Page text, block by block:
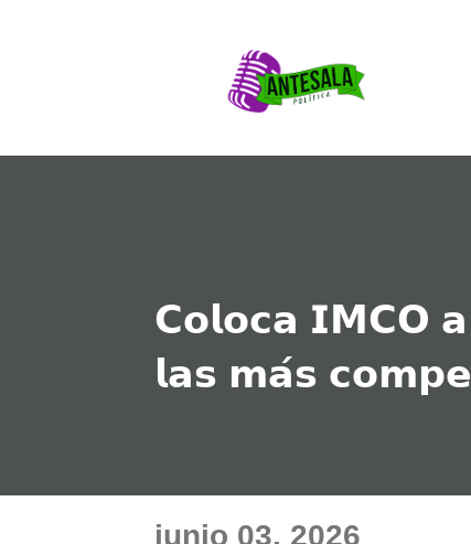
𝗖𝗼𝗹𝗼𝗰𝗮 𝗜𝗠𝗖𝗢 𝗮
𝗹𝗮𝘀 𝗺𝗮́𝘀
junio 03, 2026